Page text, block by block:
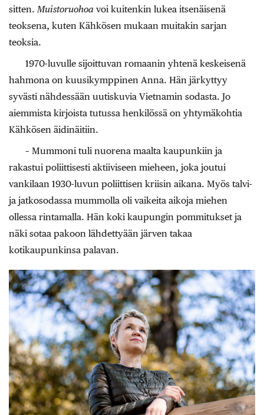
sitten. Muistoruohoa voi kuitenkin lukea itsenäisenä
teoksena, kuten Kähkösen mukaan muitakin sarjan
teoksia.
1970-luvulle sijoittuvan romaanin yhtenä keskeisenä
hahmona on kuusikymppinen Anna. Hän järkyttyy
syvästi nähdessään uutiskuvia Vietnamin sodasta. Jo
aiemmista kirjoista tutussa henkilössä on yhtymäkohtia
Kähkösen äidinäitiin.
– Mummoni tuli nuorena maalta kaupunkiin ja
rakastui poliittisesti aktiiviseen mieheen, joka joutui
vankilaan 1930-luvun poliittisen kriisin aikana. Myös talvi-
ja jatkosodassa mummolla oli vaikeita aikoja miehen
ollessa rintamalla. Hän koki kaupungin pommitukset ja
näki sotaa pakoon lähdettyään järven takaa
kotikaupunkinsa palavan.